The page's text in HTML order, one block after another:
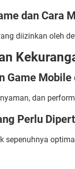
dan Cara
diizinkan oleh
Game Mobile
dan
Perlu
sepenuhnya